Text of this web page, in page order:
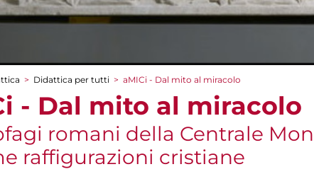
> Didattica per tutti > aMICi - Dal mito al miracolo
- Dal mito al miracolo
romani della Centrale
raffigurazioni cristiane